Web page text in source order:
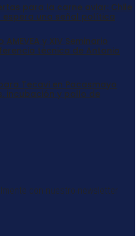
para la carne aviar: Chile
espera una señal política
y XIV Seminario
técnica de Antonio
Tecavi en Pacasmayo
incubación y pollo de
con nuestro newsletter